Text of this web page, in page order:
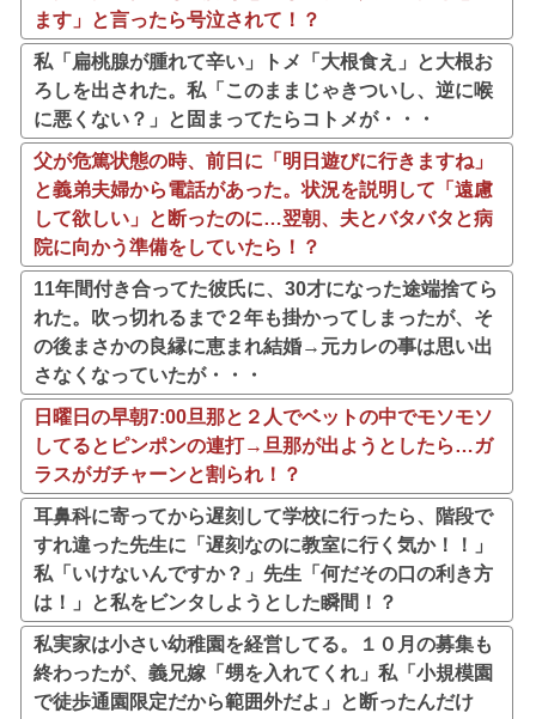
ます」と言ったら号泣されて！？
私「扁桃腺が腫れて辛い」トメ「大根食え」と大根お
ろしを出された。私「このままじゃきついし、逆に喉
に悪くない？」と固まってたらコトメが・・・
父が危篤状態の時、前日に「明日遊びに行きますね」
と義弟夫婦から電話があった。状況を説明して「遠慮
して欲しい」と断ったのに…翌朝、夫とバタバタと病
院に向かう準備をしていたら！？
11年間付き合ってた彼氏に、30才になった途端捨てら
れた。吹っ切れるまで２年も掛かってしまったが、そ
の後まさかの良縁に恵まれ結婚→元カレの事は思い出
さなくなっていたが・・・
日曜日の早朝7:00旦那と２人でベットの中でモソモソ
してるとピンポンの連打→旦那が出ようとしたら…ガ
ラスがガチャーンと割られ！？
耳鼻科に寄ってから遅刻して学校に行ったら、階段で
すれ違った先生に「遅刻なのに教室に行く気か！！」
私「いけないんですか？」先生「何だその口の利き方
は！」と私をビンタしようとした瞬間！？
私実家は小さい幼稚園を経営してる。１０月の募集も
終わったが、義兄嫁「甥を入れてくれ」私「小規模園
で徒歩通園限定だから範囲外だよ」と断ったんだけ